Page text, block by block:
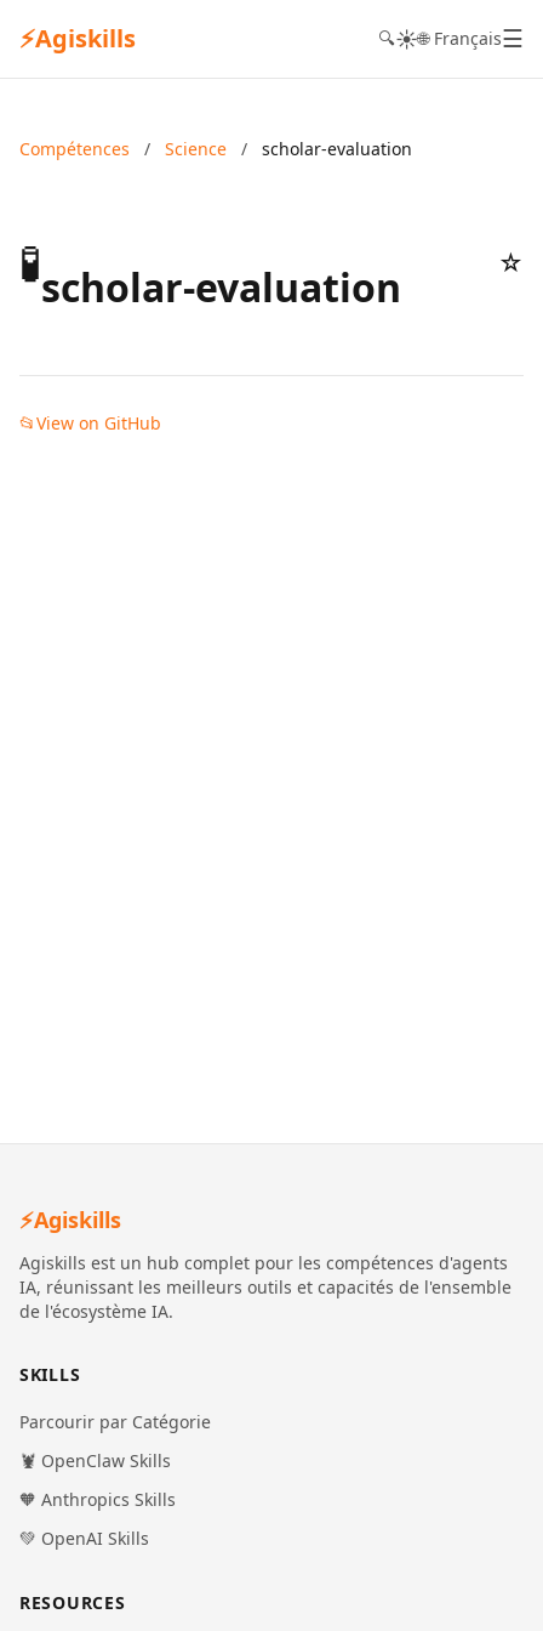
⚡Agiskills 🔍☀️🌐 Français☰
Compétences / Science / scholar-evaluation
🧪scholar-evaluation ☆
📂View on GitHub
⚡Agiskills
Agiskills est un hub complet pour les compétences d'agents
IA, réunissant les meilleurs outils et capacités de l'ensemble
de l'écosystème IA.
SKILLS
Parcourir par Catégorie
🦞 OpenClaw Skills
🧡 Anthropics Skills
💚 OpenAI Skills
RESOURCES